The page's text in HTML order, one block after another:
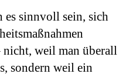
es sinnvoll sein, sich
nicht, weil man überall
sondern weil ein